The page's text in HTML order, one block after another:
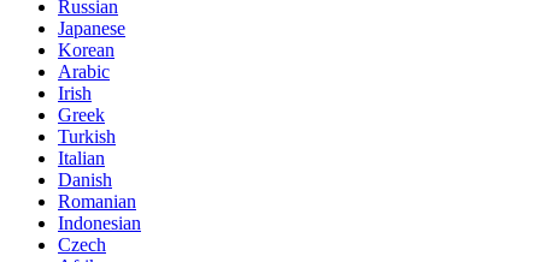
Russian
Japanese
Korean
Arabic
Irish
Greek
Turkish
Italian
Danish
Romanian
Indonesian
Czech